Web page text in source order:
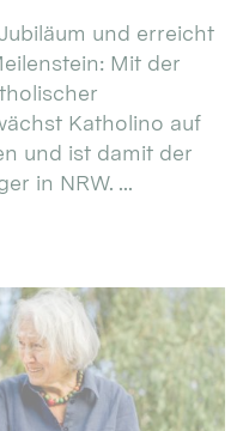
und erreicht
Mit der
Katholino auf
und ist damit der
in NRW. ...